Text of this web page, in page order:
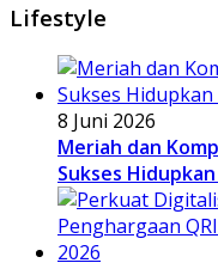
Lifestyle
8 Juni 2026
Meriah dan
Sukses